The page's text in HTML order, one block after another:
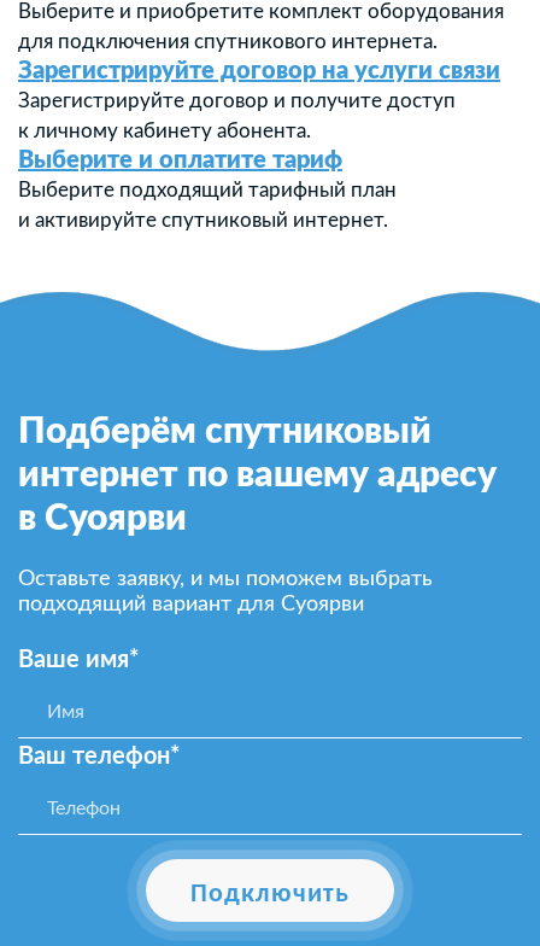
Выберите и приобретите комплект оборудования
для подключения спутникового интернета.
Зарегистрируйте договор на услуги связи
Зарегистрируйте договор и получите доступ
к личному кабинету абонента.
Выберите и оплатите тариф
Выберите подходящий тарифный план
и активируйте спутниковый интернет.
Подберём спутниковый
интернет по вашему адресу
в Суоярви
Оставьте заявку, и мы поможем выбрать
подходящий вариант для Суоярви
Ваше имя*
Ваш телефон*
Подключить